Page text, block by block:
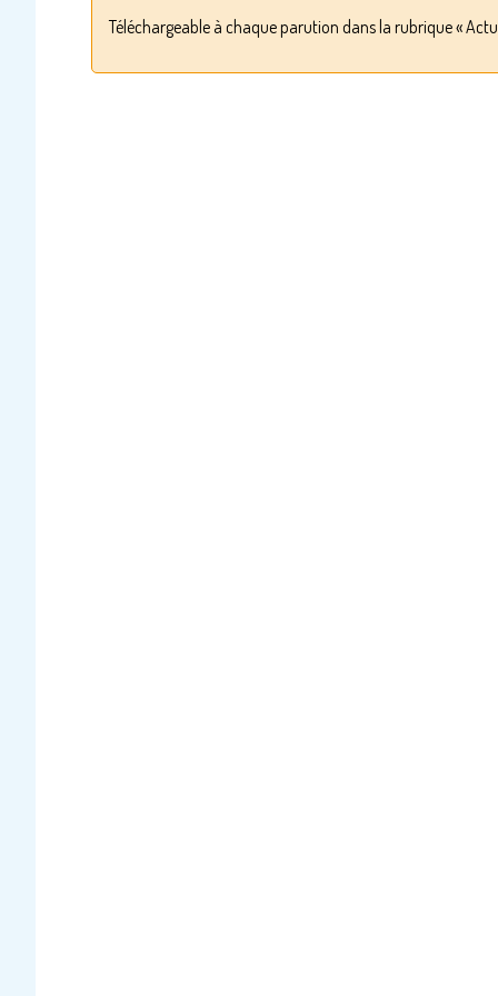
Téléchargeable à chaque parution dans la rubrique «